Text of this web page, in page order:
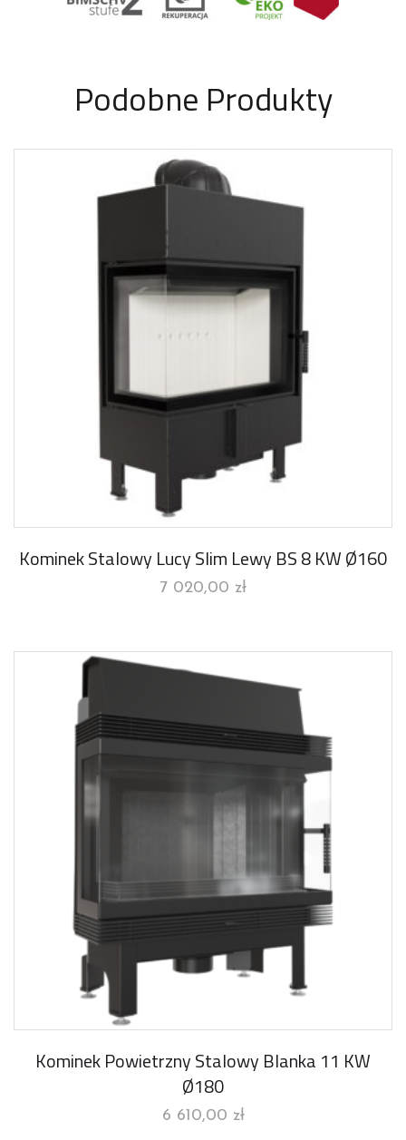
Podobne Produkty
Kominek Stalowy Lucy Slim Lewy BS 8 KW Ø160
7 020,00 zł
Kominek Powietrzny Stalowy Blanka 11 KW
Ø180
6 610,00 zł